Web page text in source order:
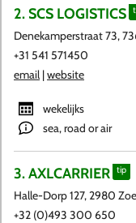
2. SCS LOGISTICS
Denekamperstraat 73,
+31 541 571450
email|website
wekelijks
sea, road or air
3. AXLCARRIER tip
Halle-Dorp 127, 2980
+32 (0)493 300 650